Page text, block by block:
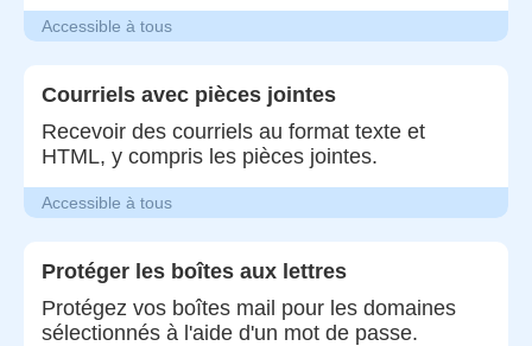
Accessible à tous
Courriels avec pièces jointes
Recevoir des courriels au format texte et
HTML, y compris les pièces jointes.
Accessible à tous
Protéger les boîtes aux lettres
Protégez vos boîtes mail pour les domaines
sélectionnés à l'aide d'un mot de passe.